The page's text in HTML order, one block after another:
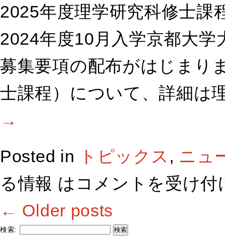
2025年度理学研究科修士課
2024年度10月入学京都大学
募集要項の配布がはじまり
士課程）について、詳細
→
Posted in
トピックス , ニュ
る情報 は コメントを受け
← Older posts
検索: